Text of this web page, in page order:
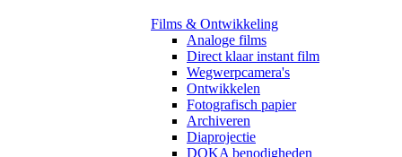
Films & Ontwikkeling
Analoge films
Direct klaar instant film
Wegwerpcamera's
Ontwikkelen
Fotografisch papier
Archiveren
Diaprojectie
DOKA benodigheden